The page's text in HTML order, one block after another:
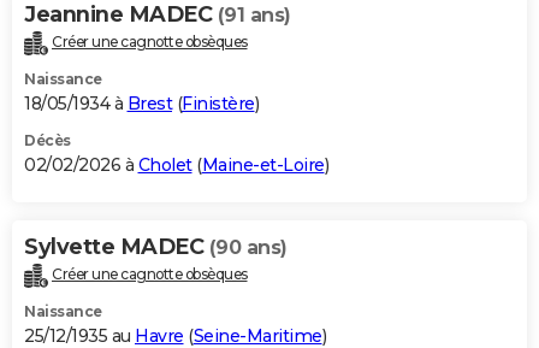
Jeannine MADEC (91 ans)
Créer une cagnotte obsèques
Naissance
18/05/1934 à Brest(Finistère)
Décès
02/02/2026 à Cholet(Maine-et-Loire)
Sylvette MADEC (90 ans)
Créer une cagnotte obsèques
Naissance
25/12/1935 au Havre (Seine-Maritime)